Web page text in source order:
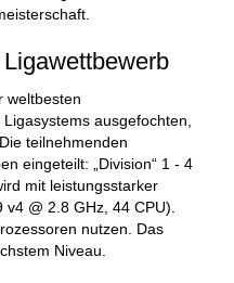
weltbesten
ausgefochten,
teilnehmenden
eingeteilt: „Division“ 1 - 4
mit leistungsstarker
@ 2.8 GHz, 44 CPU).
nutzen. Das
Niveau.